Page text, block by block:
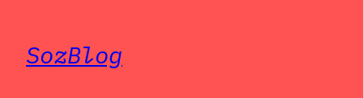
springen
SozBlog